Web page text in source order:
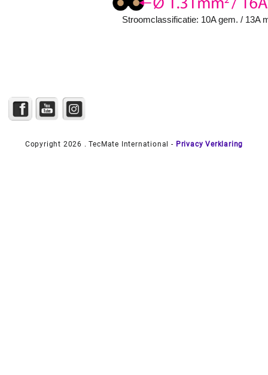
Stroomclassificatie: 10A gem. / 13A
Copyright 2026 . TecMate International - Privacy Verklaring